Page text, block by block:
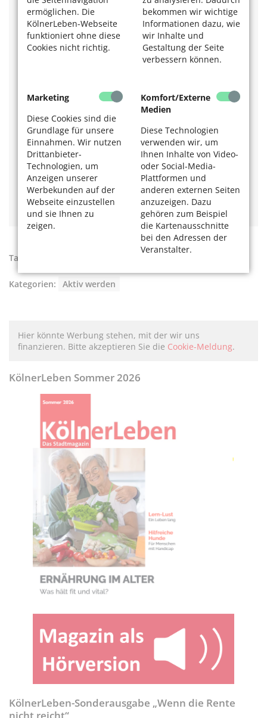
ermöglichen. Die
KölnerLeben-Webseite
funktioniert ohne diese
Cookies nicht richtig.
bekommen wir wichtige
Informationen dazu, wie
wir Inhalte und
Gestaltung der Seite
verbessern können.
Marketing
Diese Cookies sind die
Grundlage für unsere
Einnahmen. Wir nutzen
Drittanbieter-
Technologien, um
Anzeigen unserer
Werbekunden auf der
Webseite einzustellen
und sie Ihnen zu
zeigen.
Komfort/Externe
Medien
Diese Technologien
verwenden wir, um
Ihnen Inhalte von Video-
oder Social-Media-
Plattformen und
anderen externen Seiten
anzuzeigen. Dazu
gehören zum Beispiel
die Kartenausschnitte
bei den Adressen der
Veranstalter.
Beratung:
Ruth Schaefers
Tel. 0221 / 88 82 78-23
www.koeln-freiwillig.de/freiwilligendienste
Bundesfreiwilligendienst.
Mehr Beiträge zum Thema Ehrenamt und
Freiwilligkeit? Das könnte Sie auch
interessieren:
Eine schöne Tätigkeit für Sportliebhaber:Immer auf der
Gewinnerseite.
Gutes tun, indem man Gesellschaft leistet:Ziemlich
neue Freunde.
Freiwillige gesucht!Patenschaft für Flüchtlingskinder
Tags:
Kategorien: Aktiv werden
Hier könnte Werbung stehen, mit der wir uns
finanzieren. Bitte akzeptieren Sie die Cookie-Meldung.
KölnerLeben Sommer 2026
KölnerLeben-Sonderausgabe „Wenn die Rente
nicht reicht“